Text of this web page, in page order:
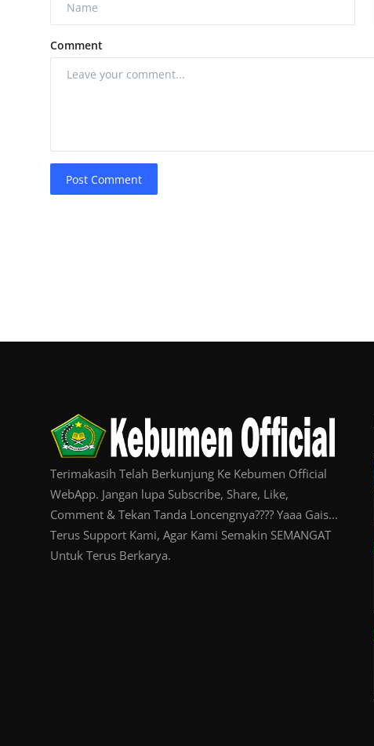
Comment
Post Comment
Terimakasih Telah Berkunjung Ke Kebumen Official
WebApp. Jangan lupa Subscribe, Share, Like,
Comment & Tekan Tanda Loncengnya???? Yaaa Gais...
Terus Support Kami, Agar Kami Semakin SEMANGAT
Untuk Terus Berkarya.